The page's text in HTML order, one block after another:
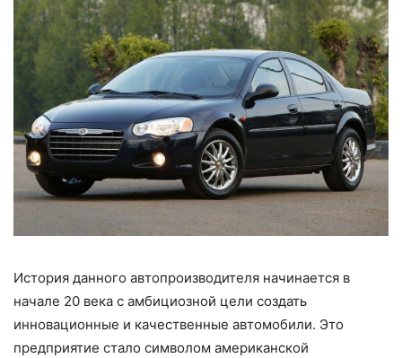
История данного автопроизводителя начинается в
начале 20 века с амбициозной цели создать
инновационные и качественные автомобили. Это
предприятие стало символом американской